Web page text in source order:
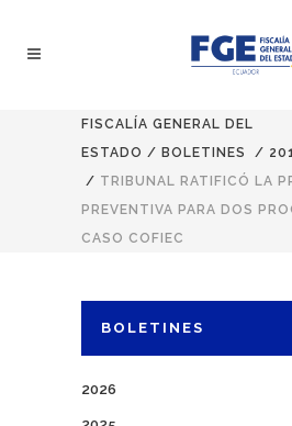
FISCALÍA GENERAL DEL
ESTADO / BOLETINES /
/ TRIBUNAL RATIFICÓ LA
PREVENTIVA PARA DOS
CASO COFIEC
BOLETINES
2026